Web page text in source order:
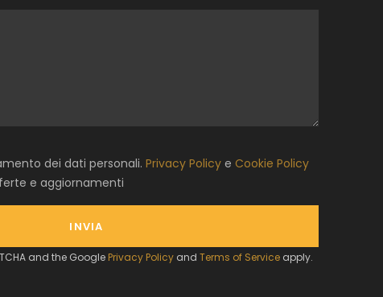
dei dati personali. Privacy Policy e Cookie Policy
e aggiornamenti
and the Google Privacy Policy and Terms of Service apply.